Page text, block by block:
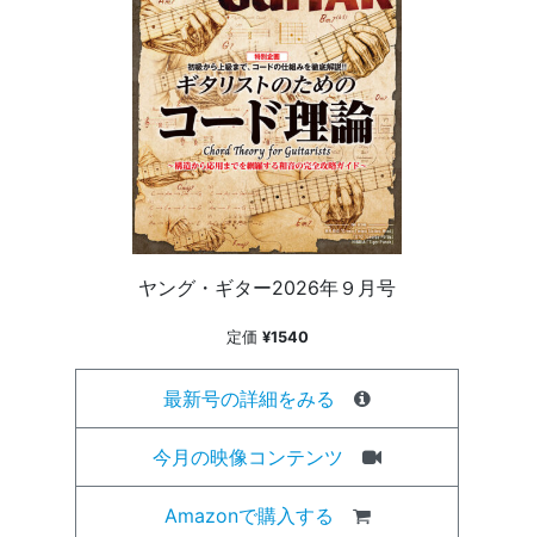
ヤング・ギター2026年９月号
定価 ¥1540
最新号の詳細をみる
今月の映像コンテンツ
Amazonで購入する